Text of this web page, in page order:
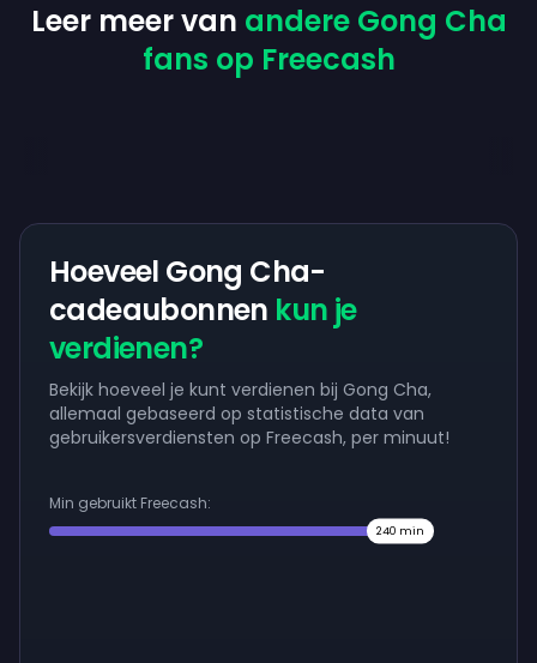
Leer meer van andere Gong Cha
fans op Freecash
Hoeveel Gong Cha-
cadeaubonnen kun je
verdienen?
Bekijk hoeveel je kunt verdienen bij Gong Cha,
allemaal gebaseerd op statistische data van
gebruikersverdiensten op Freecash, per minuut!
Min gebruikt Freecash:
240 min